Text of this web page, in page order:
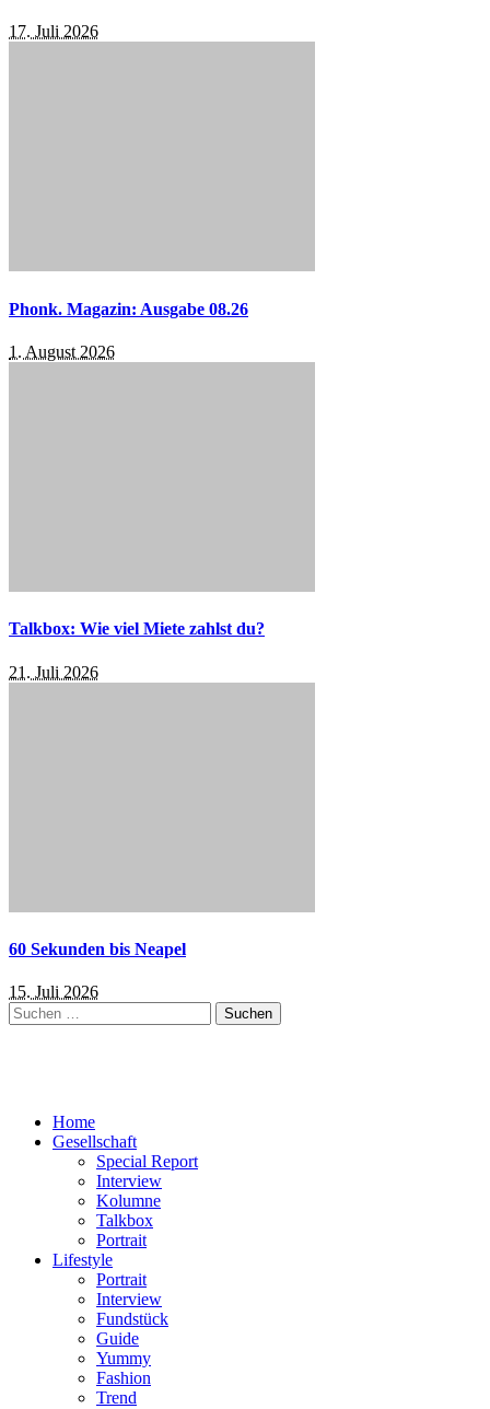
17. Juli 2026
Phonk. Magazin: Ausgabe 08.26
1. August 2026
Talkbox: Wie viel Miete zahlst du?
21. Juli 2026
60 Sekunden bis Neapel
15. Juli 2026
Suchen
nach:
Home
Gesellschaft
Special Report
Interview
Kolumne
Talkbox
Portrait
Lifestyle
Portrait
Interview
Fundstück
Guide
Yummy
Fashion
Trend